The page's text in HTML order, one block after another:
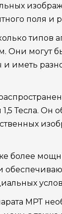
поля и
типов
Они могут
иметь
Тесла. Он
более
МРТ